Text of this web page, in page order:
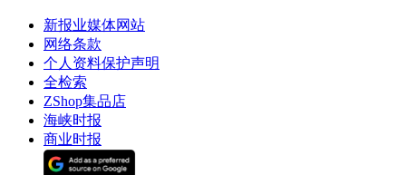
新报业媒体网站
网络条款
个人资料保护声明
全检索
ZShop集品店
海峡时报
商业时报